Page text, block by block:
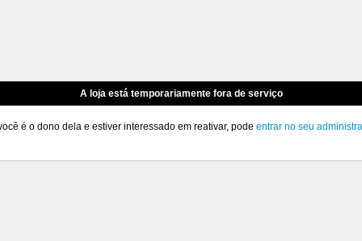
A loja está temporariamente fora de serviço
é o dono dela e estiver interessado em reativar, pode entrar no seu